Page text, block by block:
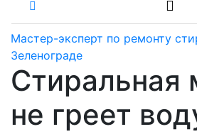
Мастер-эксперт по ремонту
Зеленограде
Стиральная
не греет